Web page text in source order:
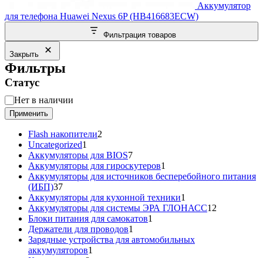
Аккумулятор
для телефона Huawei Nexus 6P (HB416683ECW)
Фильтрация товаров
Закрыть
Фильтры
Статус
Статус
Нет в наличии
Применить
Flash накопители2
Uncategorized1
товар
Аккумуляторы для BIOS77
товаров
Аккумуляторы для гироскутеров1
товар
Аккумуляторы для источников бесперебойного питания
(ИБП)3737
товаров
Аккумуляторы для кухонной техники1
товар
Аккумуляторы для системы ЭРА ГЛОНАСС12
Блоки питания для самокатов1
Держатели для проводов1
товар
Зарядные устройства для автомобильных
аккумуляторов1